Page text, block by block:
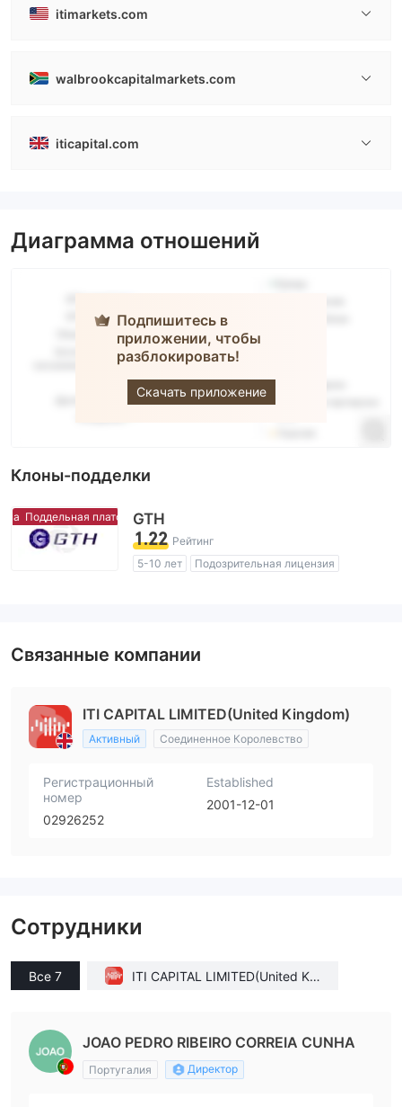
itimarkets.com
walbrookcapitalmarkets.com
iticapital.com
Диаграмма отношений
Подпишитесь в
приложении, чтобы
разблокировать!
Скачать приложение
ITI Capital
Клоны-подделки
Поддельная платформа Поддельная платформа
GTH
1.22 Рейтинг
5-10 лет
Подозрительная лицензия
Связанные компании
ITI CAPITAL LIMITED(United Kingdom)
Активный Соединенное Королевство
Регистрационный
номер
02926252
Established
2001-12-01
Сотрудники
Все 7
ITI CAPITAL LIMITED(United Kin
JOAO PEDRO RIBEIRO CORREIA CUNHA
Португалия Директор